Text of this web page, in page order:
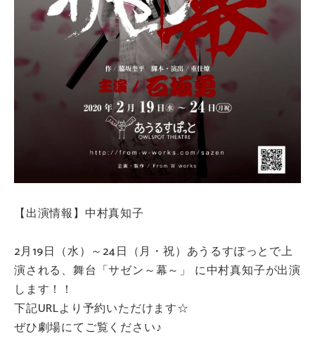
【出演情報】中村真知子
2月19日（水）～24日（月・祝）あうるすぽっとで上
演される、舞台「サゼン～幕～」 に中村真知子が出演
します！！
下記URLより予約いただけます☆
ぜひ劇場にてご覧ください♪